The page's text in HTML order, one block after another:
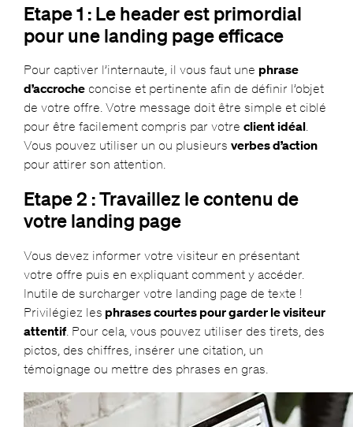
Etape 1 : Le header est primordial
pour une landing page efficace
Pour captiver l’internaute, il vous faut une phrase
d’accrocheconcise et pertinente afin de définir l’objet
de votre offre. Votre message doit être simple et ciblé
pour être facilement compris par votre client idéal.
Vous pouvez utiliser un ou plusieurs verbes d’action
pour attirer son attention.
Etape 2 : Travaillez le contenu de
votre landing page
Vous devez informer votre visiteur en présentant
votre offre puis en expliquant comment y accéder.
Inutile de surcharger votre landing page de texte !
Privilégiez les phrases courtes pour garder le visiteur
attentif. Pour cela, vous pouvez utiliser des tirets, des
pictos, des chiffres, insérer une citation, un
témoignage ou mettre des phrases en gras.